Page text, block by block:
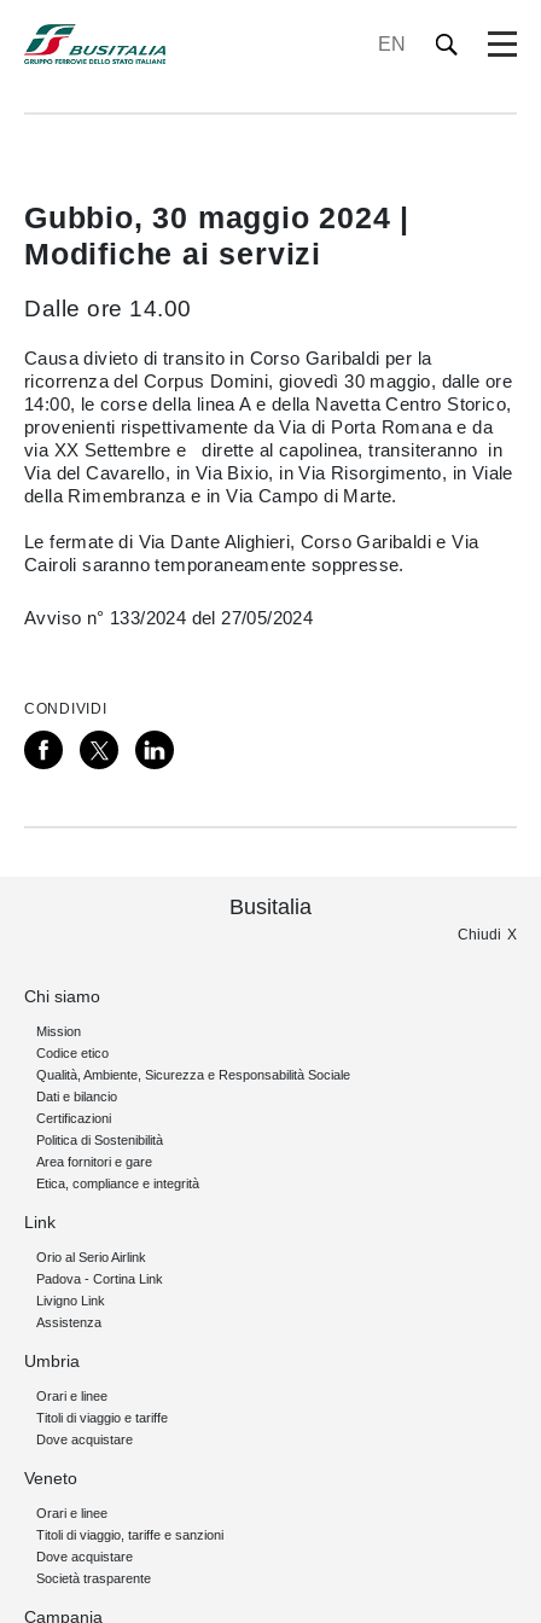
EN
Gubbio, 30 maggio 2024 |
Modifiche ai servizi
Dalle ore 14.00
Causa divieto di transito in Corso Garibaldi per la
ricorrenza del Corpus Domini, giovedì 30 maggio, dalle ore
14:00, le corse della linea A e della Navetta Centro Storico,
provenienti rispettivamente da Via di Porta Romana e da
via XX Settembre e dirette al capolinea, transiteranno in
Via del Cavarello, in Via Bixio, in Via Risorgimento, in Viale
della Rimembranza e in Via Campo di Marte.
Le fermate di Via Dante Alighieri, Corso Garibaldi e Via
Cairoli saranno temporaneamente soppresse.
Avviso n° 133/2024 del 27/05/2024
CONDIVIDI
Busitalia
Chiudi
Chi siamo
Mission
Codice etico
Qualità, Ambiente, Sicurezza e Responsabilità Sociale
Dati e bilancio
Certificazioni
Politica di Sostenibilità
Area fornitori e gare
Etica, compliance e integrità
Link
Orio al Serio Airlink
Padova - Cortina Link
Livigno Link
Assistenza
Umbria
Orari e linee
Titoli di viaggio e tariffe
Dove acquistare
Veneto
Orari e linee
Titoli di viaggio, tariffe e sanzioni
Dove acquistare
Società trasparente
Campania